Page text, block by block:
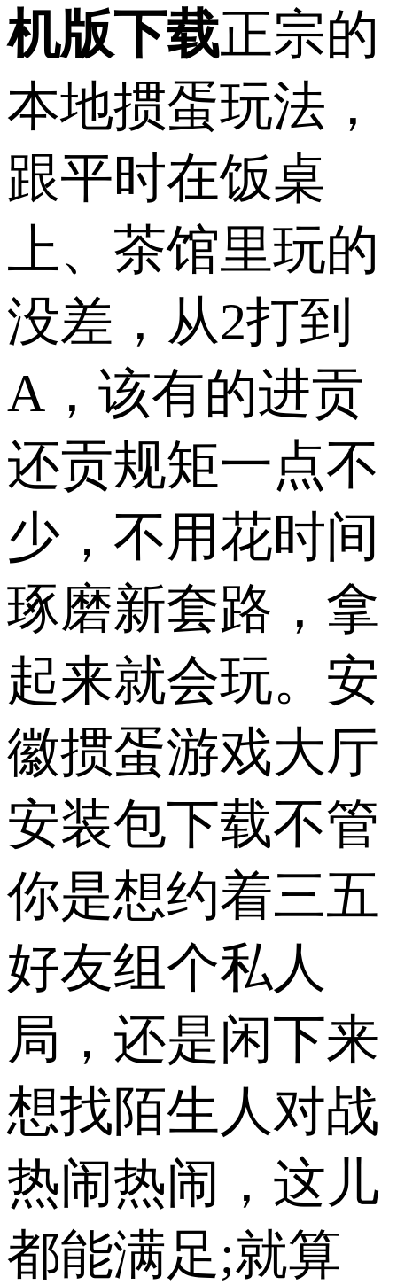
机版下载正宗的
本地掼蛋玩法，
跟平时在饭桌
上、茶馆里玩的
没差，从2打到
A，该有的进贡
还贡规矩一点不
少，不用花时间
琢磨新套路，拿
起来就会玩。安
徽掼蛋游戏大厅
安装包下载不管
你是想约着三五
好友组个私人
局，还是闲下来
想找陌生人对战
热闹热闹，这儿
都能满足;就算